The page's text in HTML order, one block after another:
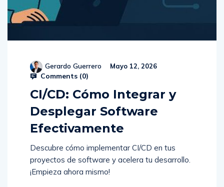
Gerardo Guerrero Mayo 12, 2026
Comments (0)
CI/CD: Cómo Integrar y
Desplegar Software
Efectivamente
Descubre cómo implementar CI/CD en tus
proyectos de software y acelera tu desarrollo.
¡Empieza ahora mismo!